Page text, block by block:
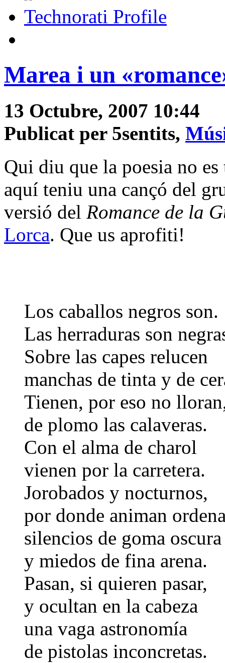
Technorati Profile
Marea i un
13 Octubre, 2007 10:44
Publicat per 5sentits,
Qui diu que la poesia no es
aquí teniu una cançó del
versió del Romance de la
Lorca. Que us aprofiti!
Los caballos negros son.
Las herraduras son
Sobre las capes relucen
manchas de tinta y de
Tienen, por eso no
de plomo las calaveras.
Con el alma de charol
vienen por la carretera.
Jorobados y nocturnos,
por donde animan
silencios de goma oscura
y miedos de fina arena.
Pasan, si quieren pasar,
y ocultan en la cabeza
una vaga astronomía
de pistolas inconcretas.